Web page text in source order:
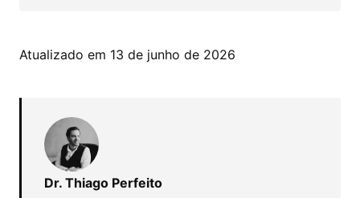
Atualizado em 13 de junho de 2026
Dr. Thiago Perfeito